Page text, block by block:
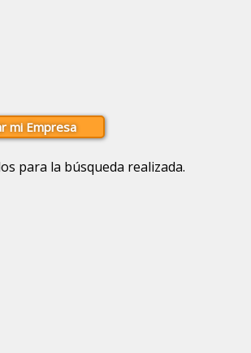
mi Empresa
para la búsqueda realizada.